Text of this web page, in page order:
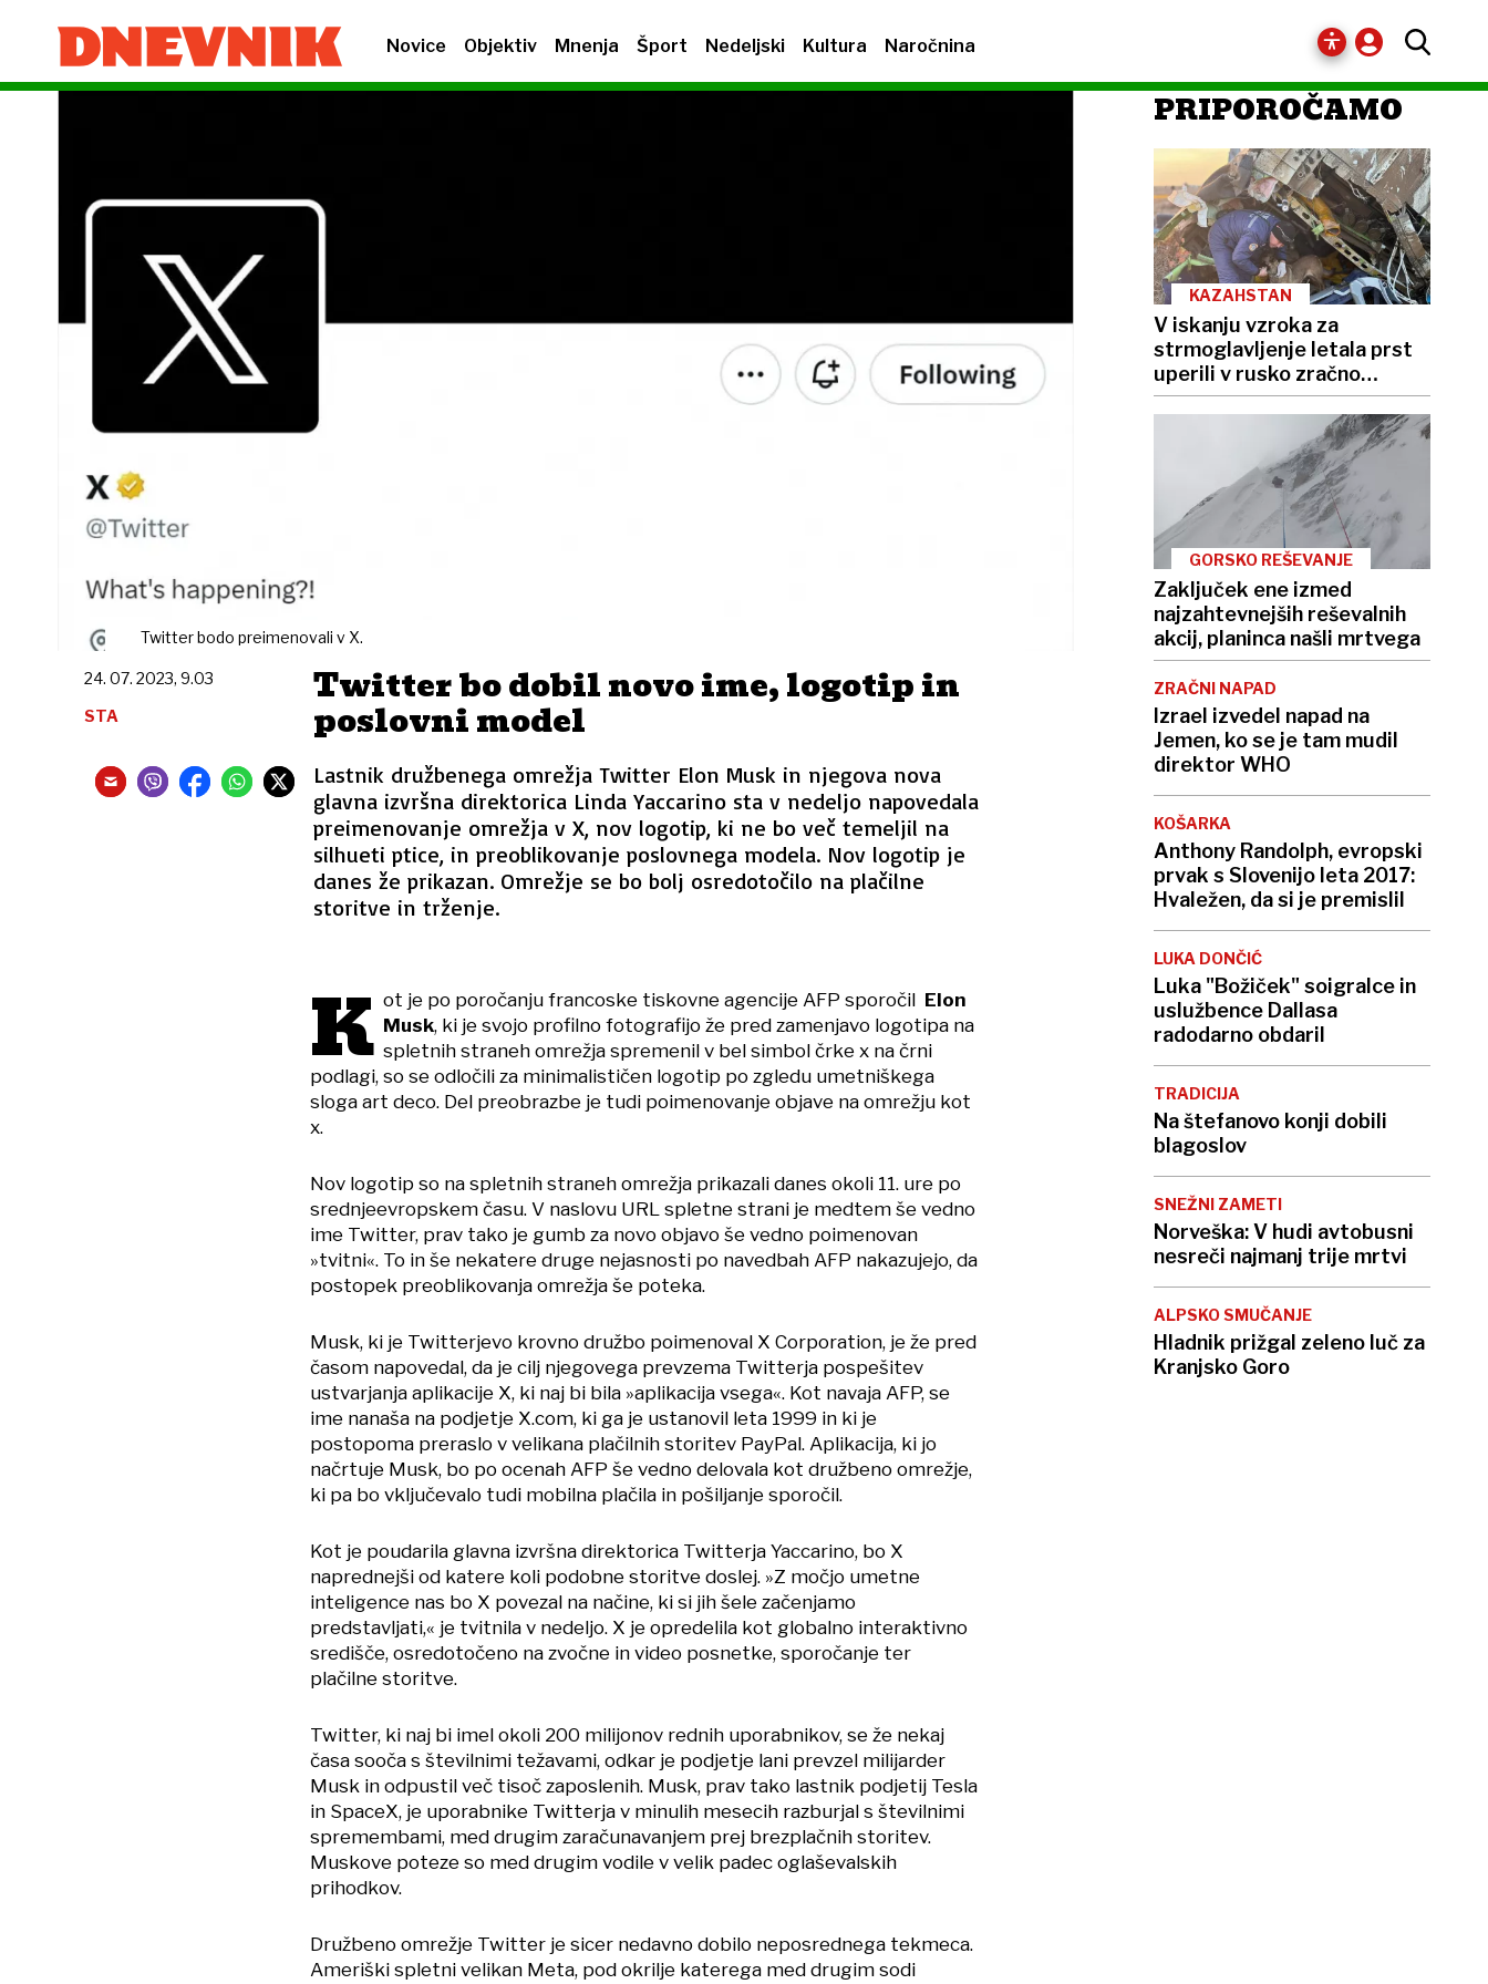
Novice Objektiv Mnenja Šport Nedeljski Kultura Naročnina
Twitter bodo preimenovali v X.
Twitter bo dobil novo ime, logotip in
poslovni model
Lastnik družbenega omrežja Twitter Elon Musk in njegova nova
glavna izvršna direktorica Linda Yaccarino sta v nedeljo napovedala
preimenovanje omrežja v X, nov logotip, ki ne bo več temeljil na
silhueti ptice, in preoblikovanje poslovnega modela. Nov logotip je
danes že prikazan. Omrežje se bo bolj osredotočilo na plačilne
storitve in trženje.
24. 07. 2023, 9.03
STA
K ot je po poročanju francoske tiskovne agencije AFP sporočil Elon
Musk, ki je svojo profilno fotografijo že pred zamenjavo logotipa na
spletnih straneh omrežja spremenil v bel simbol črke x na črni
podlagi, so se odločili za minimalističen logotip po zgledu umetniškega
sloga art deco. Del preobrazbe je tudi poimenovanje objave na omrežju kot
x.
Nov logotip so na spletnih straneh omrežja prikazali danes okoli 11. ure po
srednjeevropskem času. V naslovu URL spletne strani je medtem še vedno
ime Twitter, prav tako je gumb za novo objavo še vedno poimenovan
»tvitni«. To in še nekatere druge nejasnosti po navedbah AFP nakazujejo, da
postopek preoblikovanja omrežja še poteka.
Musk, ki je Twitterjevo krovno družbo poimenoval X Corporation, je že pred
časom napovedal, da je cilj njegovega prevzema Twitterja pospešitev
ustvarjanja aplikacije X, ki naj bi bila »aplikacija vsega«. Kot navaja AFP, se
ime nanaša na podjetje X.com, ki ga je ustanovil leta 1999 in ki je
postopoma preraslo v velikana plačilnih storitev PayPal. Aplikacija, ki jo
načrtuje Musk, bo po ocenah AFP še vedno delovala kot družbeno omrežje,
ki pa bo vključevalo tudi mobilna plačila in pošiljanje sporočil.
Kot je poudarila glavna izvršna direktorica Twitterja Yaccarino, bo X
naprednejši od katere koli podobne storitve doslej. »Z močjo umetne
inteligence nas bo X povezal na načine, ki si jih šele začenjamo
predstavljati,« je tvitnila v nedeljo. X je opredelila kot globalno interaktivno
središče, osredotočeno na zvočne in video posnetke, sporočanje ter
plačilne storitve.
Twitter, ki naj bi imel okoli 200 milijonov rednih uporabnikov, se že nekaj
časa sooča s številnimi težavami, odkar je podjetje lani prevzel milijarder
Musk in odpustil več tisoč zaposlenih. Musk, prav tako lastnik podjetij Tesla
in SpaceX, je uporabnike Twitterja v minulih mesecih razburjal s številnimi
spremembami, med drugim zaračunavanjem prej brezplačnih storitev.
Muskove poteze so med drugim vodile v velik padec oglaševalskih
prihodkov.
Družbeno omrežje Twitter je sicer nedavno dobilo neposrednega tekmeca.
Ameriški spletni velikan Meta, pod okrilje katerega med drugim sodi
PRIPOROČAMO
KAZAHSTAN
V iskanju vzroka za
strmoglavljenje letala prst
uperili v rusko zračno
obrambo
GORSKO REŠEVANJE
Zaključek ene izmed
najzahtevnejših reševalnih
akcij, planinca našli mrtvega
ZRAČNI NAPAD
Izrael izvedel napad na
Jemen, ko se je tam mudil
direktor WHO
KOŠARKA
Anthony Randolph, evropski
prvak s Slovenijo leta 2017:
Hvaležen, da si je premislil
LUKA DONČIĆ
Luka "Božiček" soigralce in
uslužbence Dallasa
radodarno obdaril
TRADICIJA
Na štefanovo konji dobili
blagoslov
SNEŽNI ZAMETI
Norveška: V hudi avtobusni
nesreči najmanj trije mrtvi
ALPSKO SMUČANJE
Hladnik prižgal zeleno luč za
Kranjsko Goro